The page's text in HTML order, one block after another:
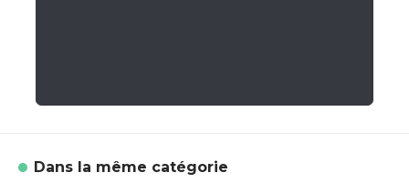
Dans la même catégorie